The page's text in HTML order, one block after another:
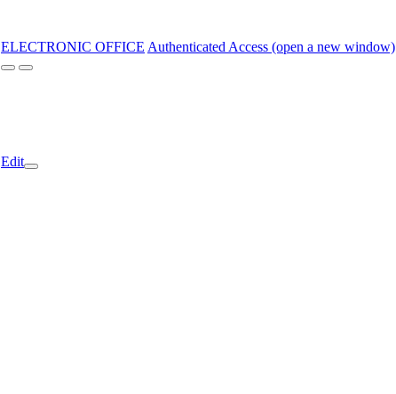
ELECTRONIC OFFICE Authenticated Access (open a new window)
Edit